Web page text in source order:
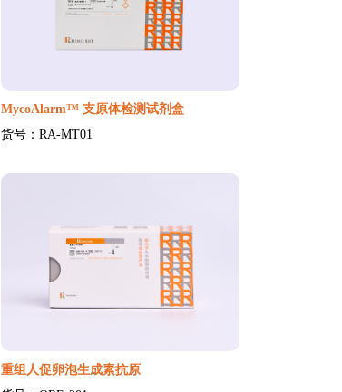
MycoAlarm™ 支原体检测试剂盒
货号：RA-MT01
重组人促卵泡生成素抗原